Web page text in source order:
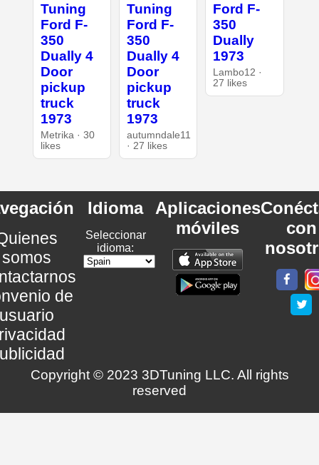
Tuning
Ford F-
350
Dually 4
Door
pickup
truck
1973
Metrika · 30
likes
Tuning
Ford F-
350
Dually 4
Door
pickup
truck
1973
autumndale11
· 27 likes
Ford F-
350
Dually
1973
Lambo12 ·
27 likes
somos
de
Idioma
Seleccionar
idioma:
Aplicaciones
móviles
con
Copyright © 2023 3DTuning LLC. All rights
reserved